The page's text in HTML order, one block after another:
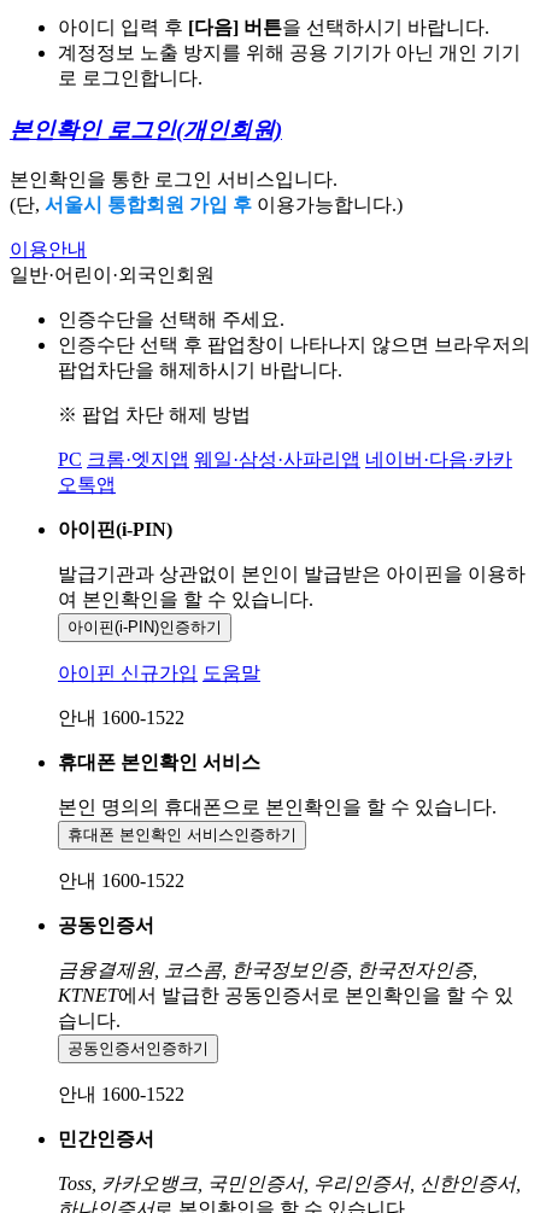
아이디 입력 후 [다음] 버튼을 선택하시기 바랍니다.
계정정보 노출 방지를 위해 공용 기기가 아닌 개인 기기
로 로그인합니다.
본인확인 로그인(개인회원)
본인확인을 통한 로그인 서비스입니다.
(단, 서울시 통합회원 가입 후 이용가능합니다.)
이용안내
일반·어린이·외국인회원
인증수단을 선택해 주세요.
인증수단 선택 후 팝업창이 나타나지 않으면 브라우저의
팝업차단을 해제하시기 바랍니다.
※ 팝업 차단 해제 방법
PC 크롬·엣지앱 웨일·삼성·사파리앱 네이버·다음·카카
오톡앱
아이핀(i-PIN)
발급기관과 상관없이 본인이 발급받은 아이핀을 이용하
여 본인확인을 할 수 있습니다.
아이핀(i-PIN)인증하기
아이핀 신규가입 도움말
안내 1600-1522
휴대폰 본인확인 서비스
본인 명의의 휴대폰으로 본인확인을 할 수 있습니다.
휴대폰 본인확인 서비스인증하기
안내 1600-1522
공동인증서
금융결제원, 코스콤, 한국정보인증, 한국전자인증,
KTNET에서 발급한 공동인증서로 본인확인을 할 수 있
습니다.
공동인증서 인증하기
안내 1600-1522
민간인증서
Toss, 카카오뱅크, 국민인증서, 우리인증서, 신한인증서,